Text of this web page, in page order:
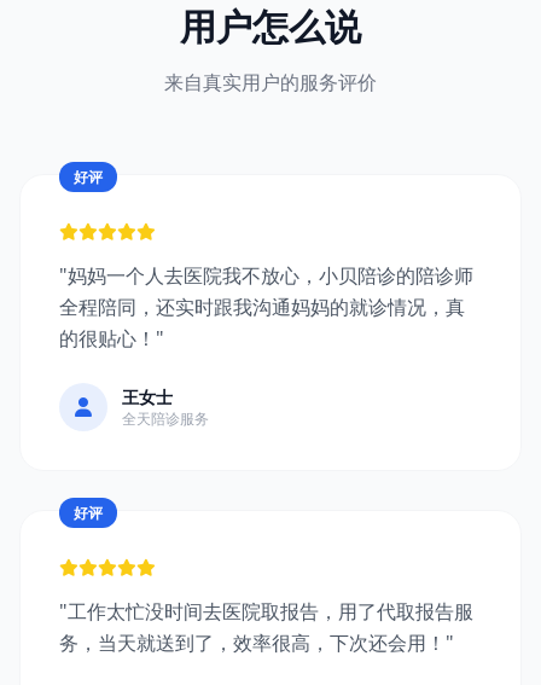
用户怎么说
来自真实用户的服务评价
好评
"妈妈一个人去医院我不放心，小贝陪诊的陪诊师
全程陪同，还实时跟我沟通妈妈的就诊情况，真
的很贴心！"
王女士
全天陪诊服务
好评
"工作太忙没时间去医院取报告，用了代取报告服
务，当天就送到了，效率很高，下次还会用！"